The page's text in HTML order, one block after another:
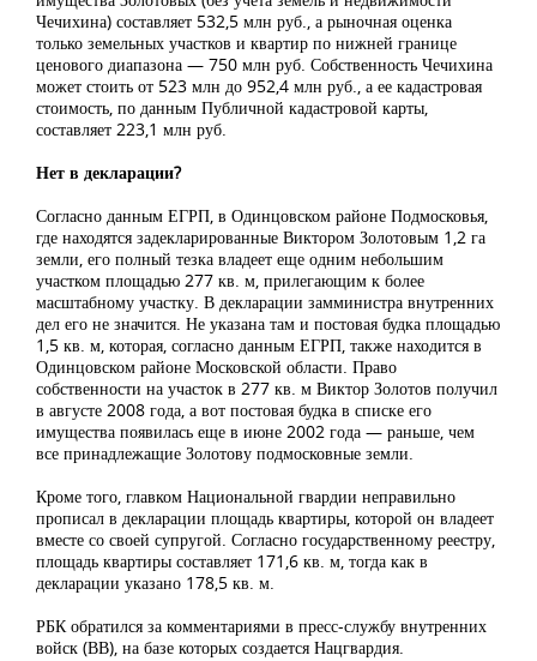
Чечихина) составляет 532,5 млн руб., а рыночная оценка
только земельных участков и квартир по нижней границе
ценового диапазона — 750 млн руб. Собственность Чечихина
может стоить от 523 млн до 952,4 млн руб., а ее кадастровая
стоимость, по данным Публичной кадастровой карты,
составляет 223,1 млн руб.
Нет в декларации?
Согласно данным ЕГРП, в Одинцовском районе Подмосковья,
где находятся задекларированные Виктором Золотовым 1,2 га
земли, его полный тезка владеет еще одним небольшим
участком площадью 277 кв. м, прилегающим к более
масштабному участку. В декларации замминистра внутренних
дел его не значится. Не указана там и постовая будка площадью
1,5 кв. м, которая, согласно данным ЕГРП, также находится в
Одинцовском районе Московской области. Право
собственности на участок в 277 кв. м Виктор Золотов получил
в августе 2008 года, а вот постовая будка в списке его
имущества появилась еще в июне 2002 года — раньше, чем
все принадлежащие Золотову подмосковные земли.
Кроме того, главком Национальной гвардии неправильно
прописал в декларации площадь квартиры, которой он владеет
вместе со своей супругой. Согласно государственному реестру,
площадь квартиры составляет 171,6 кв. м, тогда как в
декларации указано 178,5 кв. м.
РБК обратился за комментариями в пресс-службу внутренних
войск (ВВ), на базе которых создается Нацгвардия.